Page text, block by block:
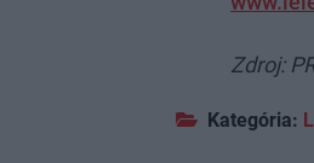
Zdroj:
Kategória: